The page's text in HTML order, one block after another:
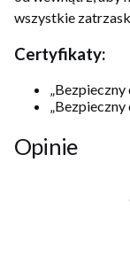
wszystkie
Certyfikaty:
„Bezpieczny
Opinie